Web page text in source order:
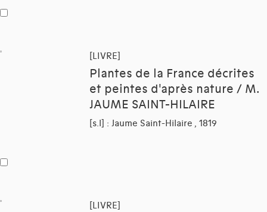
[LIVRE]
Plantes de la France décrites
et peintes d'après nature / M.
JAUME SAINT-HILAIRE
[s.l] : Jaume Saint-Hilaire , 1819
[LIVRE]